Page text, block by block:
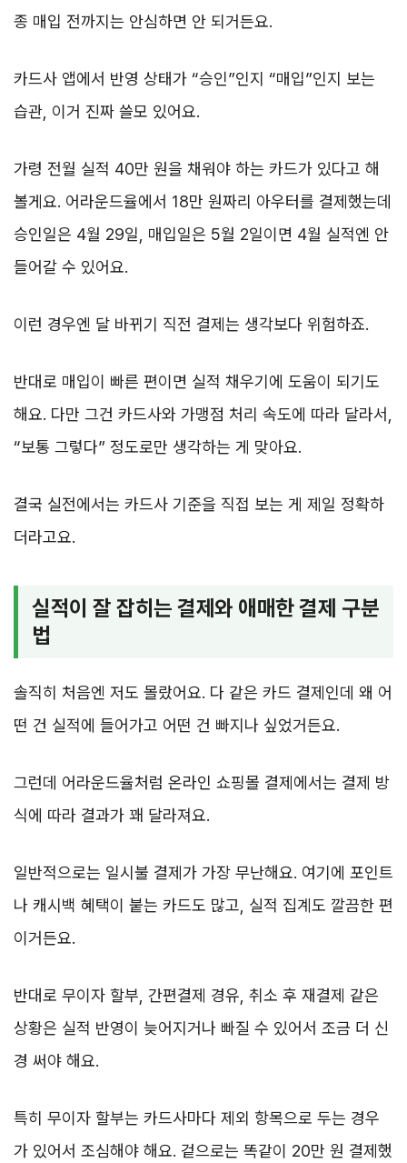
종 매입 전까지는 안심하면 안 되거든요.
카드사 앱에서 반영 상태가 “승인”인지 “매입”인지 보는
습관, 이거 진짜 쓸모 있어요.
가령 전월 실적 40만 원을 채워야 하는 카드가 있다고 해
볼게요. 어라운드율에서 18만 원짜리 아우터를 결제했는데
승인일은 4월 29일, 매입일은 5월 2일이면 4월 실적엔 안
들어갈 수 있어요.
이런 경우엔 달 바뀌기 직전 결제는 생각보다 위험하죠.
반대로 매입이 빠른 편이면 실적 채우기에 도움이 되기도
해요. 다만 그건 카드사와 가맹점 처리 속도에 따라 달라서,
“보통 그렇다” 정도로만 생각하는 게 맞아요.
결국 실전에서는 카드사 기준을 직접 보는 게 제일 정확하
더라고요.
실적이 잘 잡히는 결제와 애매한 결제 구분
법
솔직히 처음엔 저도 몰랐어요. 다 같은 카드 결제인데 왜 어
떤 건 실적에 들어가고 어떤 건 빠지나 싶었거든요.
그런데 어라운드율처럼 온라인 쇼핑몰 결제에서는 결제 방
식에 따라 결과가 꽤 달라져요.
일반적으로는 일시불 결제가 가장 무난해요. 여기에 포인트
나 캐시백 혜택이 붙는 카드도 많고, 실적 집계도 깔끔한 편
이거든요.
반대로 무이자 할부, 간편결제 경유, 취소 후 재결제 같은
상황은 실적 반영이 늦어지거나 빠질 수 있어서 조금 더 신
경 써야 해요.
특히 무이자 할부는 카드사마다 제외 항목으로 두는 경우
가 있어서 조심해야 해요. 겉으로는 똑같이 20만 원 결제했